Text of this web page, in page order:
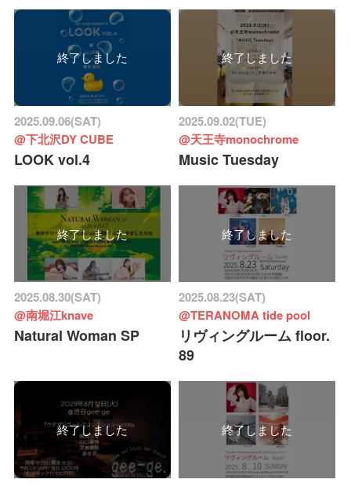
終了しました
2025.09.06(SAT)
@下北沢DY CUBE
LOOK vol.4
終了しました
2025.09.02(TUE)
@天王寺monochrome
Music Tuesday
終了しました
2025.08.30(SAT)
@南堀江knave
Natural Woman SP
終了しました
2025.08.23(SAT)
@TERANOMA tide pool
リヴィングルーム floor.
89
終了しました 終了しました